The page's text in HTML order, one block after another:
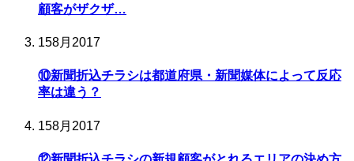
顧客がザクザ…
158月 2017
⑩新聞折込チラシは都道府県・新聞媒体によって反応
率は違う？
158月 2017